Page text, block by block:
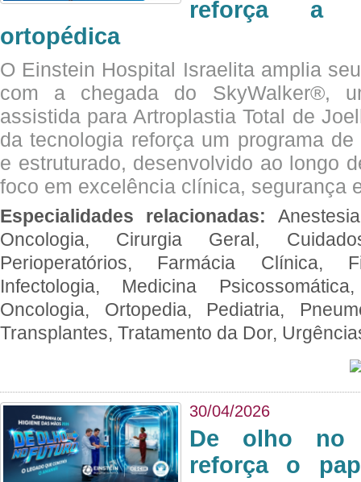
reforça a
ortopédica
O Einstein Hospital Israelita amplia
com a chegada do SkyWalker®,
assistida para Artroplastia Total de
da tecnologia reforça um programa
e estruturado, desenvolvido ao longo
foco em excelência clínica, segurança
Especialidades relacionadas:
Oncologia, Cirurgia Geral,
Perioperatórios, Farmácia Clínica,
Infectologia, Medicina
Oncologia, Ortopedia, Pediatria,
Transplantes, Tratamento da Dor,
30/04/2026
De olho no
reforça o